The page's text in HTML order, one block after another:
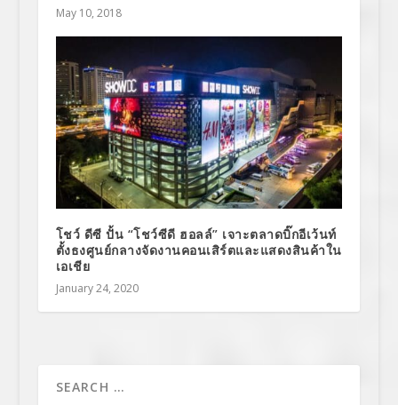
May 10, 2018
โชว์ ดีซี ปั้น “โชว์ซีดี ฮอลล์” เจาะตลาดบิ๊กอีเว้นท์
ตั้งธงศูนย์กลางจัดงานคอนเสิร์ตและแสดงสินค้าใน
เอเชีย
January 24, 2020